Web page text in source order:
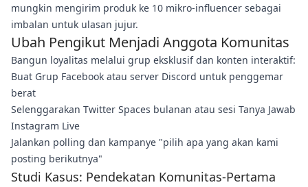
mungkin mengirim produk ke 10 mikro-influencer sebagai
imbalan untuk ulasan jujur.
Ubah Pengikut Menjadi Anggota Komunitas
Bangun loyalitas melalui grup eksklusif dan konten interaktif:
Buat Grup Facebook atau server Discord untuk penggemar
berat
Selenggarakan Twitter Spaces bulanan atau sesi Tanya Jawab
Instagram Live
Jalankan polling dan kampanye "pilih apa yang akan kami
posting berikutnya"
Studi Kasus: Pendekatan Komunitas-Pertama